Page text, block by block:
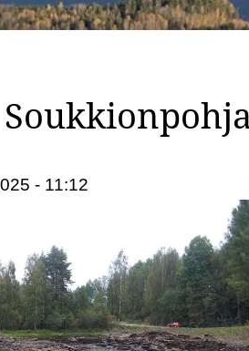
- 11:12